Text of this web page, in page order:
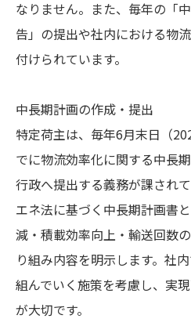
なりません。また、毎年の「
告」の提出や社内における物
付けられています。
中長期計画の作成・提出
特定荷主は、毎年6月末日（
でに物流効率化に関する中長
行政へ提出する義務が課され
エネ法に基づく中長期計画書
減・積載効率向上・輸送回数
り組み内容を明示します。社
組んでいく施策を考慮し、実
が大切です。